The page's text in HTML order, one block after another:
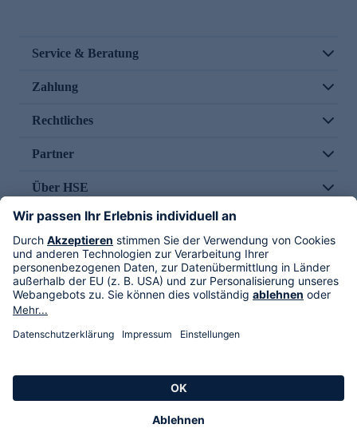
Service & Beratung
Zahlung
Rechtliches
Partner
Über HSE
Im TV
HSE International